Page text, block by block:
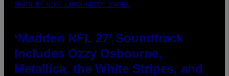
PHOTO BY NICK LAHAM/GETTY IMAGES
‘Madden NFL 27’ Soundtrack
Includes Ozzy Osbourne,
Metallica, the White Stripes, and